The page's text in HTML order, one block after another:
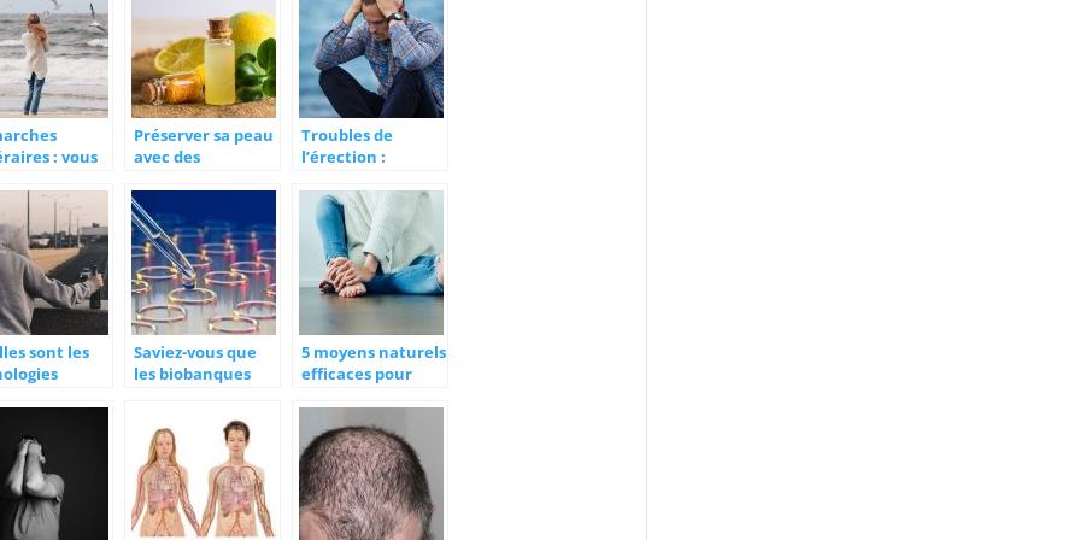
: vous
Préserver sa peau
avec des
Troubles de
l’érection :
parlons-en !
sont les
?
Saviez-vous que
les biobanques
échantillons
biologiques de la
planète ?
5 moyens naturels
efficaces pour
chroniques